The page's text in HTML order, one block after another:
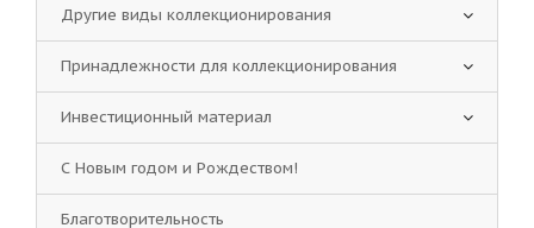
Другие виды коллекционирования
Принадлежности для коллекционирования
Инвестиционный материал
С Новым годом и Рождеством!
Благотворительность